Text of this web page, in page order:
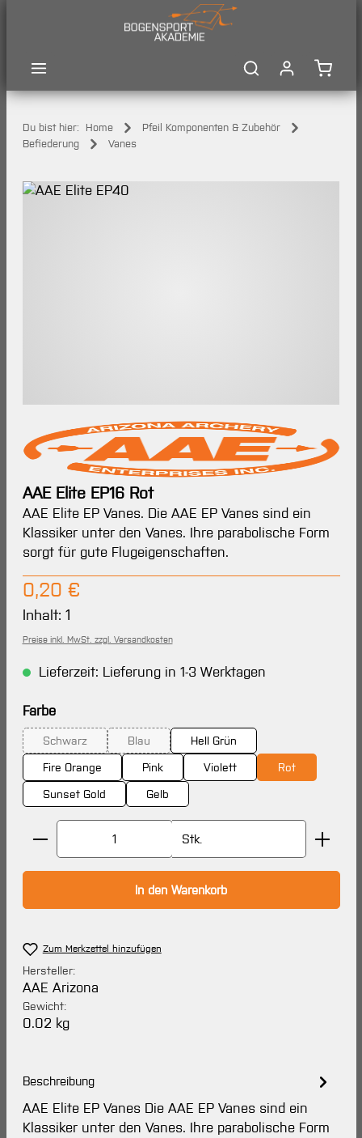
Du bist hier: Home
Pfeil Komponenten & Zubehör
Befiederung
Vanes
Bildergalerie überspringen
AAE Elite EP16 Rot
AAE Elite EP Vanes. Die AAE EP Vanes sind ein
Klassiker unter den Vanes. Ihre parabolische Form
sorgt für gute Flugeigenschaften.
Regulärer Preis:
0,20 €
Inhalt: 1
Preise inkl. MwSt. zzgl. Versandkosten
Lieferzeit: Lieferung in 1-3 Werktagen
Farbeauswählen
Schwarz
(Diese Option ist zurzeit nicht verfügbar.)
Blau
(Diese Option ist zurzeit nicht verfügbar.)
Hell Grün
Fire Orange
Pink Violett
Rot
Sunset Gold
Gelb
Produkt Anzahl: Gib den gewünschten Wert ein
Stk.
In den Warenkorb
Zum Merkzettel hinzufügen
Hersteller:
AAE Arizona
Gewicht:
0.02 kg
Beschreibung
AAE Elite EP Vanes Die AAE EP Vanes sind ein
Klassiker unter den Vanes. Ihre parabolische Form